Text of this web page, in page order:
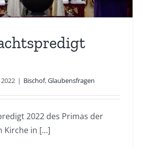
| Bischof,Glaubensfragen
2022 des Primas der
Kirche in [...]